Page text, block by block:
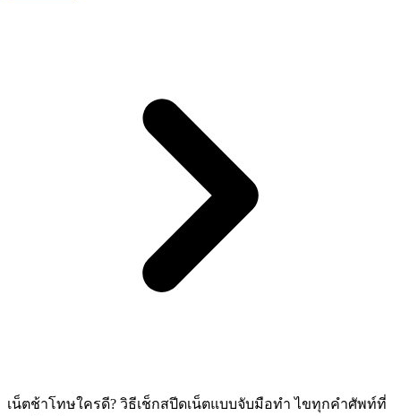
เน็ตช้าโทษใครดี? วิธีเช็กสปีดเน็ตแบบจับมือทำ ไขทุกคำศัพท์ที่